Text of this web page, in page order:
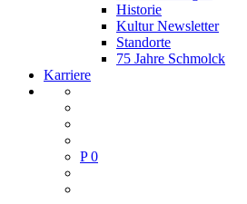
Historie
Kultur Newsletter
Standorte
75 Jahre Schmolck
Karriere
P 0